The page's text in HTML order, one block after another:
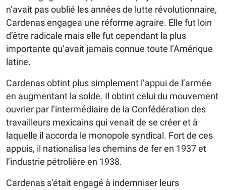
n’avait pas oublié les années de lutte révolutionnaire,
Cardenas engagea une réforme agraire. Elle fut loin
d’être radicale mais elle fut cependant la plus
importante qu’avait jamais connue toute l’Amérique
latine.
Cardenas obtint plus simplement l’appui de l’armée
en augmentant la solde. Il obtint celui du mouvement
ouvrier par l’intermédiaire de la Confédération des
travailleurs mexicains qui venait de se créer et à
laquelle il accorda le monopole syndical. Fort de ces
appuis, il nationalisa les chemins de fer en 1937 et
l’industrie pétrolière en 1938.
Cardenas s’était engagé à indemniser leurs